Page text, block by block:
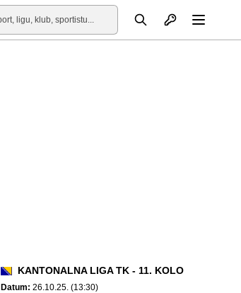
Otvori profil
KANTONALNA LIGA TK - 11. KOLO
Datum: 26.10.25. (13:30)